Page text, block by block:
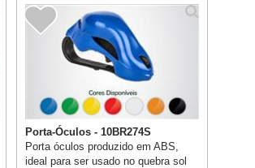
Porta-Óculos - 10BR274S
Porta óculos produzido em ABS,
ideal para ser usado no quebra sol